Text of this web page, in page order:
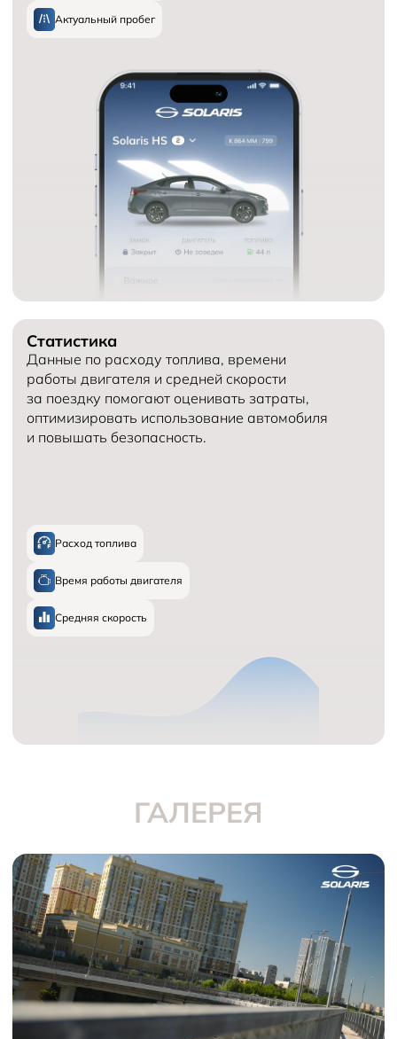
Актуальный пробег
Статистика
Данные по расходу топлива, времени
работы двигателя и средней скорости
за поездку помогают оценивать затраты,
оптимизировать использование автомобиля
и повышать безопасность.
Расход топлива
Время работы двигателя
Средняя скорость
ГАЛЕРЕЯ